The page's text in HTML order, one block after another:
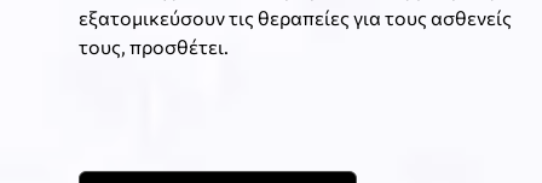
εξατομικεύσουν τις θεραπείες για τους ασθενείς
τους, προσθέτει.